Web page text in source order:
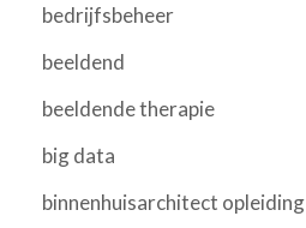
bedrijfsbeheer
beeldend
beeldende therapie
big data
binnenhuisarchitect opleiding